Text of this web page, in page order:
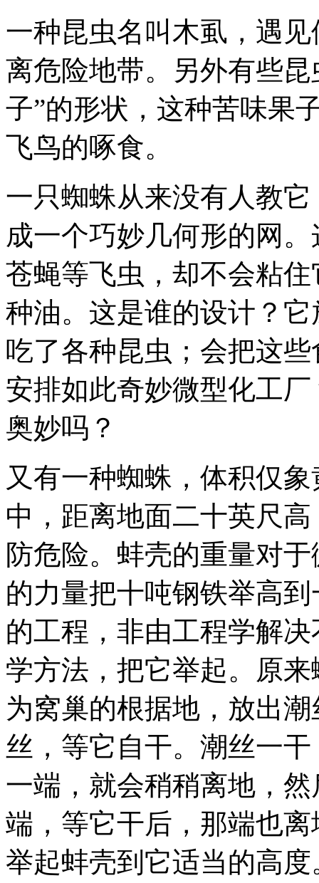
一种昆虫名叫木虱，遇
离危险地带。另外有些
子”的形状，这种苦味果
飞鸟的啄食。
一只蜘蛛从来没有人教
成一个巧妙几何形的网
苍蝇等飞虫，却不会粘
种油。这是谁的设计？
吃了各种昆虫；会把这
安排如此奇妙微型化工
奥妙吗？
又有一种蜘蛛，体积仅
中，距离地面二十英尺
防危险。蚌壳的重量对
的力量把十吨钢铁举高
的工程，非由工程学解
学方法，把它举起。原
为窝巢的根据地，放出
丝，等它自干。潮丝一
一端，就会稍稍离地，
端，等它干后，那端也
举起蚌壳到它适当的高